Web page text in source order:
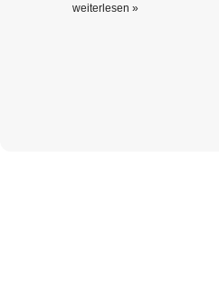
weiterlesen »